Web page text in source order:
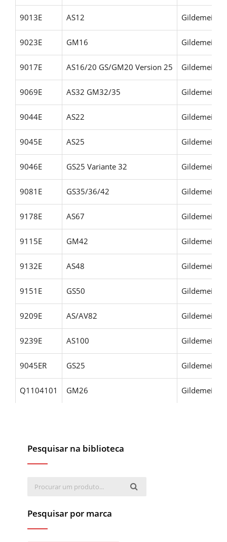
9013E AS12
9023E GM16
9017E AS16/20 GS/GM20 Version 25
9069E AS32 GM32/35
9044E AS22
9045E AS25
9046E GS25 Variante 32
9081E GS35/36/42
9178E AS67
9115E GM42
9132E AS48
9151E GS50
9209E AS/AV82
9239E AS100
9045ER GS25
Q1104101 GM26
Pesquisar na biblioteca
Pesquisar por marca